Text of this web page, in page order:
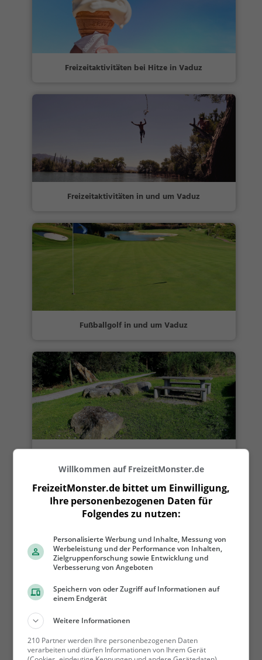
Freizeitaktivitäten bei Hitze in Vaduz
Freizeitaktivitäten in und um Vaduz
Fußballgolf in und um Vaduz
Grillplätze in und um Vaduz
Willkommen auf FreizeitMonster.de
FreizeitMonster.de bittet um Einwilligung,
Ihre personenbezogenen Daten für
Folgendes zu nutzen:
Personalisierte Werbung und Inhalte, Messung von
Werbeleistung und der Performance von Inhalten,
Zielgruppenforschung sowie Entwicklung und
Verbesserung von Angeboten
Speichern von oder Zugriff auf Informationen auf
einem Endgerät
Weitere Informationen
210 Partner werden Ihre personenbezogenen Daten
verarbeiten und dürfen Informationen von Ihrem Gerät